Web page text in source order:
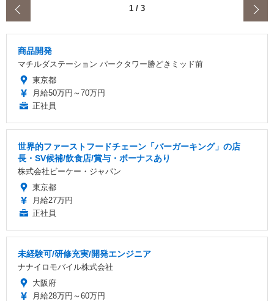
1 / 3
商品開発
マチルダステーション パークタワー勝どきミッド前
東京都
月給50万円～70万円
正社員
世界的ファーストフードチェーン「バーガーキング」の店
長・SV候補/飲食店/賞与・ボーナスあり
株式会社ビーケー・ジャパン
東京都
月給27万円
正社員
未経験可/研修充実/開発エンジニア
ナナイロモバイル株式会社
大阪府
月給28万円～60万円